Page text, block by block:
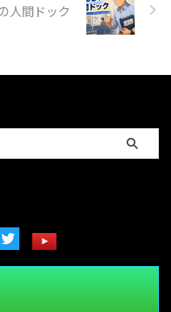
人間ドック